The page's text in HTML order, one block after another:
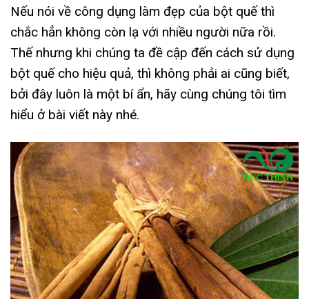
Nếu nói về công dụng làm đẹp của bột quế thì
chắc hẳn không còn lạ với nhiều người nữa rồi.
Thế nhưng khi chúng ta đề cập đến cách sử dụng
bột quế cho hiệu quả, thì không phải ai cũng biết,
bởi đây luôn là một bí ẩn, hãy cùng chúng tôi tìm
hiểu ở bài viết này nhé.